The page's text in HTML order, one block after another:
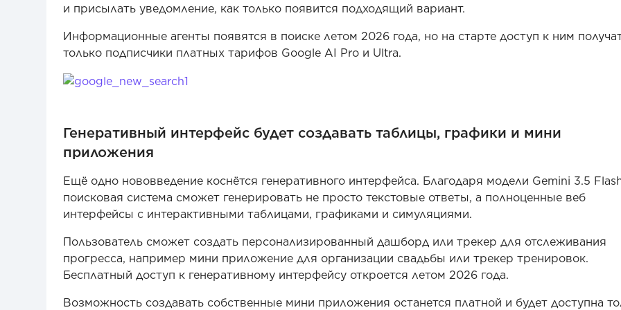
и присылать уведомление, как только появится подходящий вариант.
Информационные агенты появятся в поиске летом 2026 года, но на старте доступ к ним
только подписчики платных тарифов Google AI Pro и Ultra.
Генеративный интерфейс будет создавать таблицы, графики и мини
приложения
Ещё одно нововведение коснётся генеративного интерфейса. Благодаря модели Gemini 3.5
поисковая система сможет генерировать не просто текстовые ответы, а полноценные веб
интерфейсы с интерактивными таблицами, графиками и симуляциями.
Пользователь сможет создать персонализированный дашборд или трекер для отслеживания
прогресса, например мини приложение для организации свадьбы или трекер тренировок.
Бесплатный доступ к генеративному интерфейсу откроется летом 2026 года.
Возможность создавать собственные мини приложения останется платной и будет доступна